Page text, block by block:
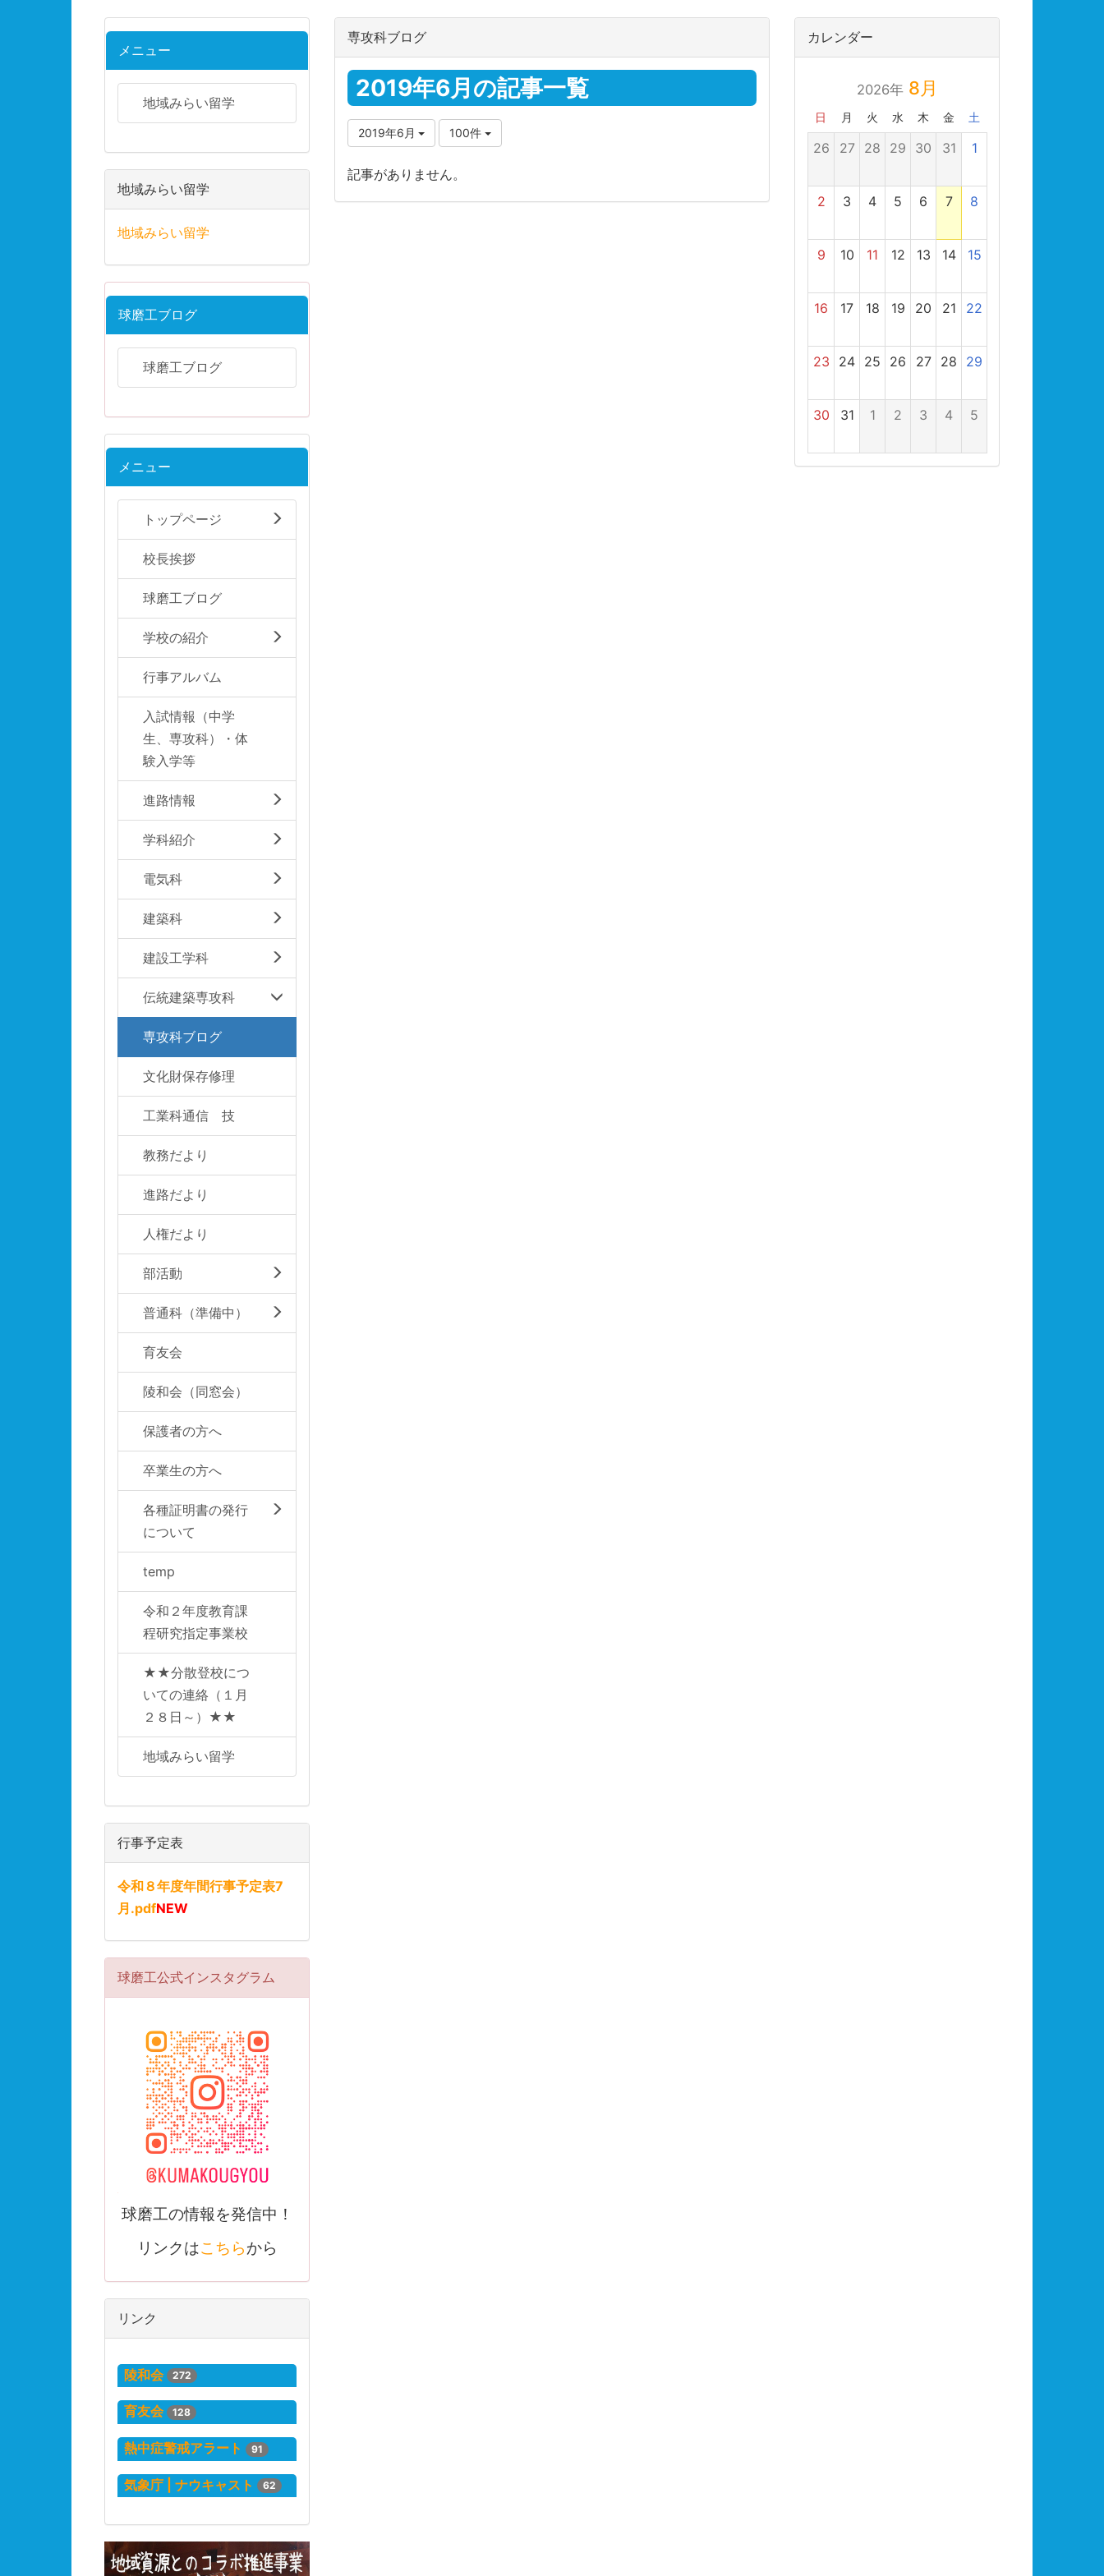
専攻科ブログ
2019年6月の記事一覧
2019年6月 100件
記事がありません。
メニュー
地域みらい留学
地域みらい留学
地域みらい留学
球磨工ブログ
球磨工ブログ
メニュー
トップページ
校長挨拶
球磨工ブログ
学校の紹介
行事アルバム
入試情報（中学
生、専攻科）・体
験入学等
進路情報
学科紹介
電気科
建築科
建設工学科
伝統建築専攻科
専攻科ブログ
文化財保存修理
工業科通信 技
教務だより
進路だより
人権だより
部活動
普通科（準備中）
育友会
陵和会（同窓会）
保護者の方へ
卒業生の方へ
各種証明書の発行
について
temp
令和２年度教育課
程研究指定事業校
★★分散登校につ
いての連絡（１月
２８日～）★★
地域みらい留学
行事予定表
令和８年度年間行事予定表7
月.pdfNEW
球磨工公式インスタグラム
球磨工の情報を発信中！
リンクはこちらから
リンク
陵和会 272
育友会 128
熱中症警戒アラート 91
気象庁 | ナウキャスト 62
カレンダー
2026年8月
日 月 火 水 木 金 土
26 27 28 29 30 31 1
2 3 4 5 6 7 8
9 10 11 12 13 14 15
16 17 18 19 20 21 22
23 24 25 26 27 28 29
30 31 1 2 3 4 5